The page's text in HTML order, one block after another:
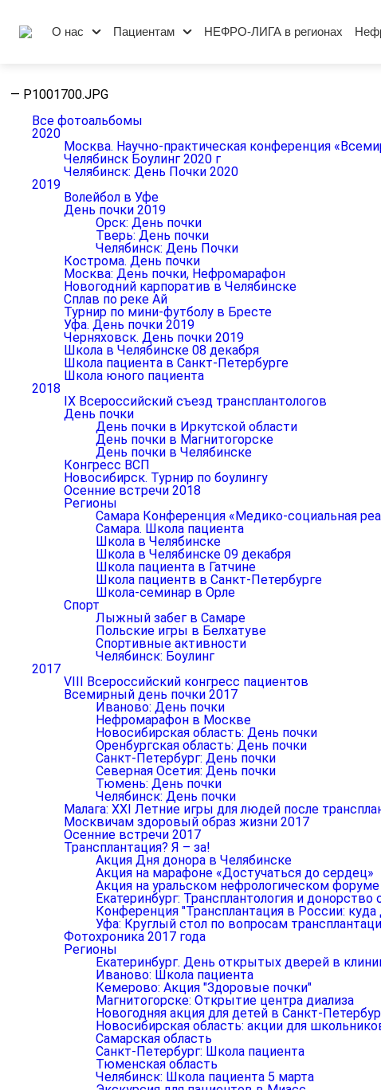
О нас Пациентам НЕФРО-ЛИГА в регионах
— P1001700.JPG
Все фотоальбомы
2020
Москва. Научно-практическая конференция
Челябинск Боулинг 2020 г
Челябинск: День Почки 2020
2019
Волейбол в Уфе
День почки 2019
Орск: День почки
Тверь: День почки
Челябинск: День Почки
Кострома. День почки
Москва: День почки, Нефромарафон
Новогодний карпоратив в Челябинске
Сплав по реке Ай
Турнир по мини-футболу в Бресте
Уфа. День почки 2019
Черняховск. День почки 2019
Школа в Челябинске 08 декабря
Школа пациента в Санкт-Петербурге
Школа юного пациента
2018
IX Всероссийский съезд трансплантологов
День почки
День почки в Иркутской области
День почки в Магнитогорске
День почки в Челябинске
Конгресс ВСП
Новосибирск. Турнир по боулингу
Осенние встречи 2018
Регионы
Самара Конференция «Медико-социальная
Самара. Школа пациента
Школа в Челябинске
Школа в Челябинске 09 декабря
Школа пациента в Гатчине
Школа пациентв в Санкт-Петербурге
Школа-семинар в Орле
Спорт
Лыжный забег в Самаре
Польские игры в Белхатуве
Спортивные активности
Челябинск: Боулинг
2017
VIII Всероссийский конгресс пациентов
Всемирный день почки 2017
Иваново: День почки
Нефромарафон в Москве
Новосибирская область: День почки
Оренбургская область: День почки
Санкт-Петербург: День почки
Северная Осетия: День почки
Тюмень: День почки
Челябинск: День почки
Малага: XXI Летние игры для людей после
Москвичам здоровый образ жизни 2017
Осенние встречи 2017
Трансплантация? Я – за!
Акция Дня донора в Челябинске
Акция на марафоне «Достучаться до сердец»
Акция на уральском нефрологическом форуме
Екатеринбург: Трансплантология и донорство
Конференция "Трансплантация в России:
Уфа: Круглый стол по вопросам
Фотохроника 2017 года
Регионы
Екатеринбург. День открытых дверей в
Иваново: Школа пациента
Кемерово: Акция "Здоровые почки"
Магнитогорске: Открытие центра диализа
Новогодняя акция для детей в Санкт-
Новосибирская область: акции для
Самарская область
Санкт-Петербург: Школа пациента
Тюменская область
Челябинск: Школа пациента 5 марта